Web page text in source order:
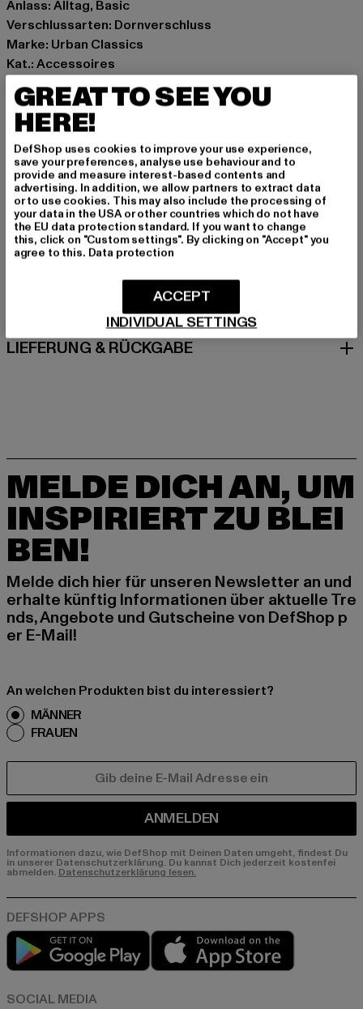
Anlass: Alltag, Basic
Verschlussarten: Dornverschluss
Marke: Urban Classics
Kat.: Accessoires
Farbe: schwarz
Hersteller Farbe: black
Materialzusammensetzung: 100% Polyurethan
Art.Nr: TB1288-00007
Hersteller: TB International GmbH |info@tbint.de
Dr.-Robert-Murjahn-Straße 7 | 64372 Ober-Ramstadt |
DE
GRÖSSE & PASSFORM
PFLEGEHINWEISE
LIEFERUNG & RÜCKGABE
MELDE DICH AN, UM
INSPIRIERT ZU BLEI
BEN!
Melde dich hier für unseren Newsletter an und
erhalte künftig Informationen über aktuelle Tre
nds, Angebote und Gutscheine von DefShop p
er E-Mail!
An welchen Produkten bist du interessiert?
MÄNNER
FRAUEN
ANMELDEN
Informationen dazu, wie DefShop mit Deinen Daten umgeht, findest Du
in unserer Datenschutzerklärung. Du kannst Dich jederzeit kostenfei
abmelden. Datenschutzerklärung lesen.
Play market
GREAT TO SEE YOU
HERE!
DefShop uses cookies to improve your use experience,
save your preferences, analyse use behaviour and to
provide and measure interest-based contents and
advertising. In addition, we allow partners to extract data
or to use cookies. This may also include the processing of
your data in the USA or other countries which do not have
the EU data protection standard. If you want to change
this, click on "Custom settings". By clicking on "Accept" you
agree to this. Data protection
INDIVIDUAL SETTINGS
ACCEPT